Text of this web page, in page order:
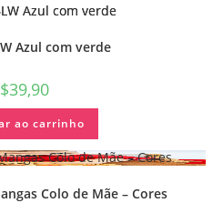
Azul com verde
39,90
ao carrinho
Colo de Mãe – Cores